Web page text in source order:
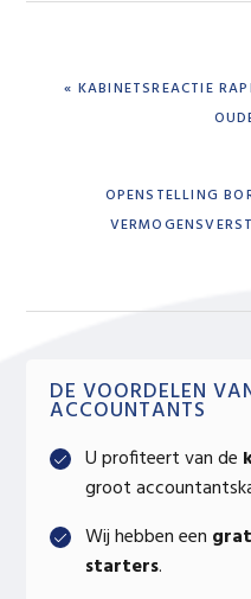
PREVIOUS
« KABINETSREACTIE
NEXT
OPENSTELLING
Primary
Sidebar
DE VOORDELEN
ACCOUNTANTS
U profiteert van de
groot
Wij hebben een
starters.